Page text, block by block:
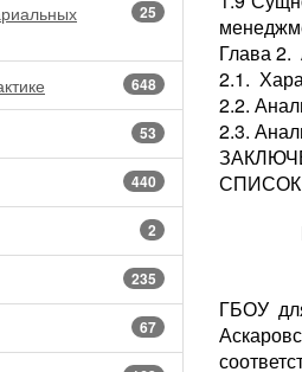
25
648
53
440
2
235
67
Глава 2.
2.1.
2.2.
2.3.
ГБОУ